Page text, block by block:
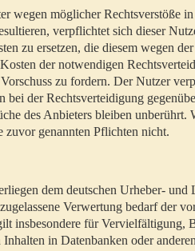
wegen möglicher Rechtsverstöße
verpflichtet sich dieser
zu ersetzen, die diesem wegen
der notwendigen
zu fordern. Der Nutzer
der Rechtsverteidigung
des Anbieters bleiben
zuvor genannten Pflichten nicht.
dem deutschen Urheber- und
Verwertung bedarf der
insbesondere für Vervielfältigung,
in Datenbanken oder